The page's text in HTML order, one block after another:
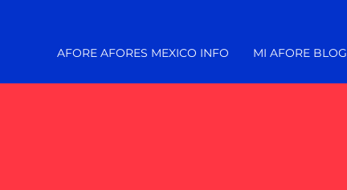
AFORE AFORES MEXICO INFO MI AFORE BLOG